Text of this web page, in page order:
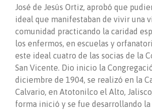
José de Jesús Ortiz, aprobó que
ideal que manifestaban de vivir una
comunidad practicando la caridad
los enfermos, en escuelas y
este ideal cuatro de las socias de la
San Vicente. Dio inicio la
diciembre de 1904, se realizó en la
Calvario, en Atotonilco el Alto,
forma inició y se fue desarrollando